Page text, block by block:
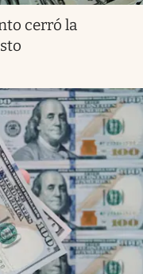
cerró la